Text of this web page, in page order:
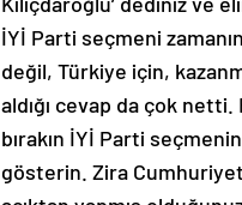
İYİ Parti seçmeni
değil, Türkiye için,
aldığı cevap da çok
bırakın İYİ Parti
gösterin. Zira
açıktan yapmış